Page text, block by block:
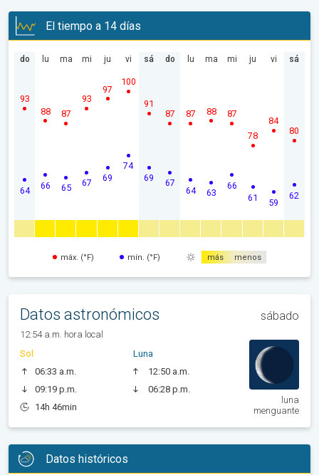
El tiempo a 14 días
do
64
93
lu
66
88
ma
65
87
mi
67
93
ju
69
97
vi
74
100
sá
69
91
do
67
87
lu
64
87
ma
63
88
mi
66
87
ju
61
78
vi
59
84
sá
62
80
máx. (°F) mín. (°F) más menos
Datos astronómicos sábado
12:54 a.m. hora local
Sol
06:33 a.m.
09:19 p.m.
14h 46min
Luna
12:50 a.m.
06:28 p.m.
luna
menguante
Datos históricos